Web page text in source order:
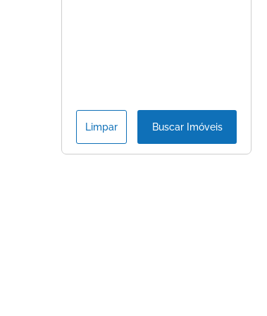
Limpar Buscar Imóveis